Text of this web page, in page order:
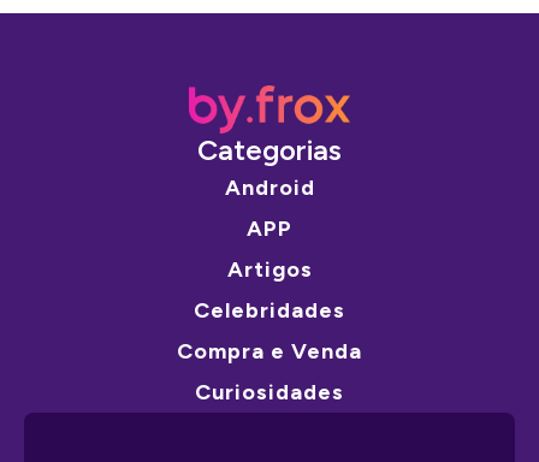
Categorias
Android
APP
Artigos
Celebridades
Compra e Venda
Curiosidades